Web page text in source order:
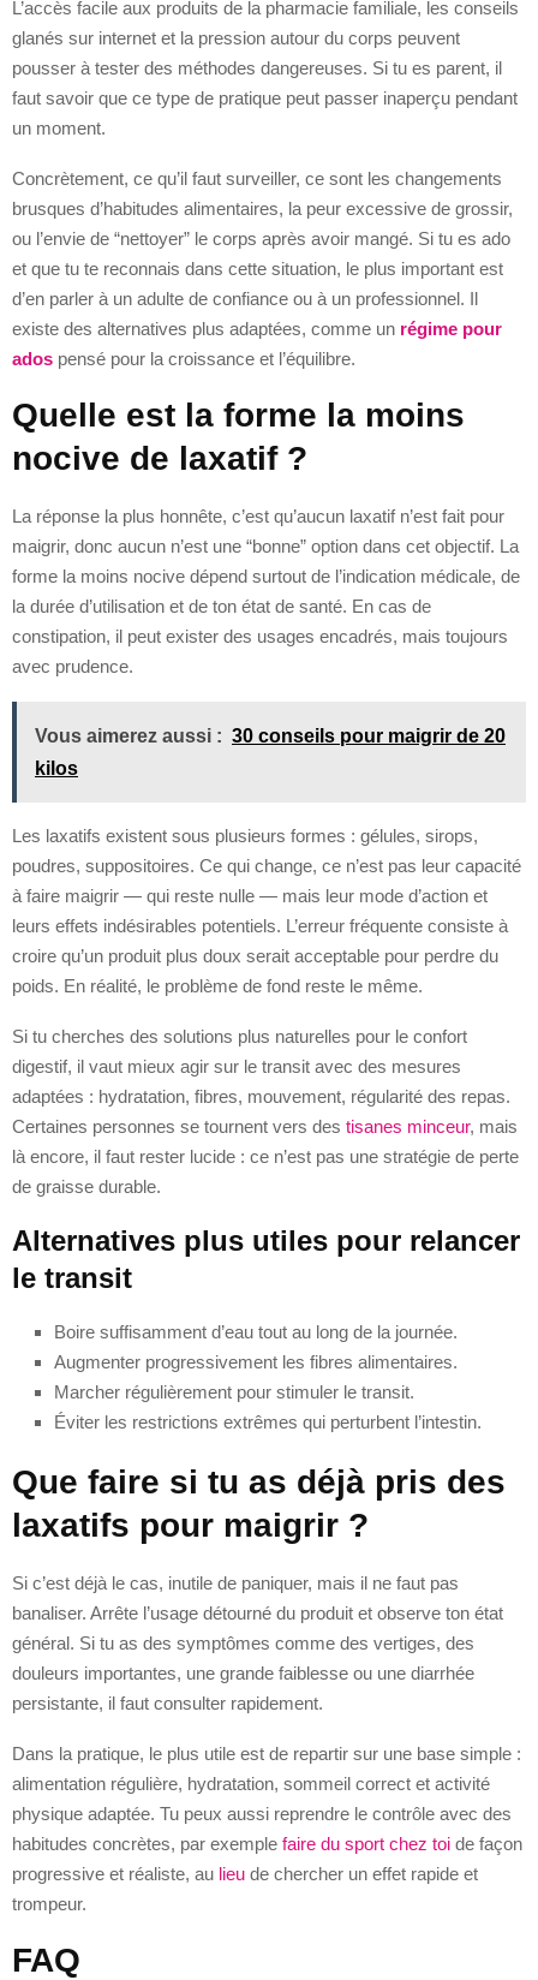
L’accès facile aux produits de la pharmacie familiale, les conseils
glanés sur internet et la pression autour du corps peuvent
pousser à tester des méthodes dangereuses. Si tu es parent, il
faut savoir que ce type de pratique peut passer inaperçu pendant
un moment.
Concrètement, ce qu’il faut surveiller, ce sont les changements
brusques d’habitudes alimentaires, la peur excessive de grossir,
ou l’envie de “nettoyer” le corps après avoir mangé. Si tu es ado
et que tu te reconnais dans cette situation, le plus important est
d’en parler à un adulte de confiance ou à un professionnel. Il
existe des alternatives plus adaptées, comme un régime pour
ados pensé pour la croissance et l’équilibre.
Quelle est la forme la moins
nocive de laxatif ?
La réponse la plus honnête, c’est qu’aucun laxatif n’est fait pour
maigrir, donc aucun n’est une “bonne” option dans cet objectif. La
forme la moins nocive dépend surtout de l’indication médicale, de
la durée d’utilisation et de ton état de santé. En cas de
constipation, il peut exister des usages encadrés, mais toujours
avec prudence.
Vous aimerez aussi : 30 conseils pour maigrir de 20
kilos
Les laxatifs existent sous plusieurs formes : gélules, sirops,
poudres, suppositoires. Ce qui change, ce n’est pas leur capacité
à faire maigrir — qui reste nulle — mais leur mode d’action et
leurs effets indésirables potentiels. L’erreur fréquente consiste à
croire qu’un produit plus doux serait acceptable pour perdre du
poids. En réalité, le problème de fond reste le même.
Si tu cherches des solutions plus naturelles pour le confort
digestif, il vaut mieux agir sur le transit avec des mesures
adaptées : hydratation, fibres, mouvement, régularité des repas.
Certaines personnes se tournent vers des tisanes minceur, mais
là encore, il faut rester lucide : ce n’est pas une stratégie de perte
de graisse durable.
Alternatives plus utiles pour relancer
le transit
Boire suffisamment d’eau tout au long de la journée.
Augmenter progressivement les fibres alimentaires.
Marcher régulièrement pour stimuler le transit.
Éviter les restrictions extrêmes qui perturbent l’intestin.
Que faire si tu as déjà pris des
laxatifs pour maigrir ?
Si c’est déjà le cas, inutile de paniquer, mais il ne faut pas
banaliser. Arrête l’usage détourné du produit et observe ton état
général. Si tu as des symptômes comme des vertiges, des
douleurs importantes, une grande faiblesse ou une diarrhée
persistante, il faut consulter rapidement.
Dans la pratique, le plus utile est de repartir sur une base simple :
alimentation régulière, hydratation, sommeil correct et activité
physique adaptée. Tu peux aussi reprendre le contrôle avec des
habitudes concrètes, par exemple faire du sport chez toi de façon
progressive et réaliste, au lieu de chercher un effet rapide et
trompeur.
FAQ